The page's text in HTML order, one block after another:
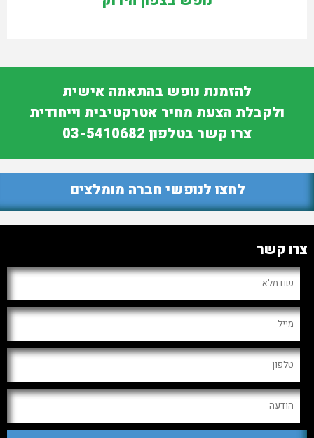
להזמנת נופש בהתאמה אישית
ולקבלת הצעת מחיר אטרקטיבית וייחודית
צרו קשר בטלפון 03-5410682
לחצו לנופשי חברה מומלצים
צרו קשר